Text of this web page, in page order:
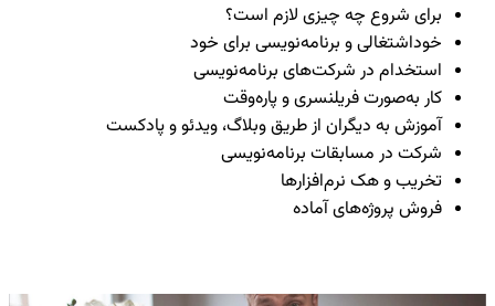
برای شروع چه چیزی لازم است؟
خوداشتغالی و برنامه‌نویسی برای خود
استخدام در شرکت‌های برنامه‌نویسی
کار به‌صورت فریلنسری و پاره‌وقت
آموزش به دیگران از طریق وبلاگ، ویدئو و پادکست
شرکت در مسابقات برنامه‌نویسی
تخریب و هک نرم‌افزارها
فروش پروژه‌های آماده